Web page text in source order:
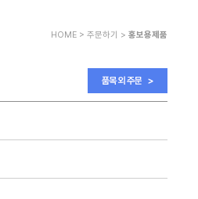
HOME > 주문하기 > 홍보용제품